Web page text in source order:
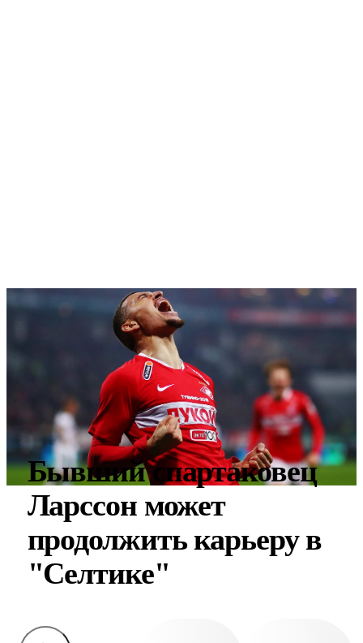
Бывший спартаковец
Ларссон может
продолжить карьеру в
"Селтике"